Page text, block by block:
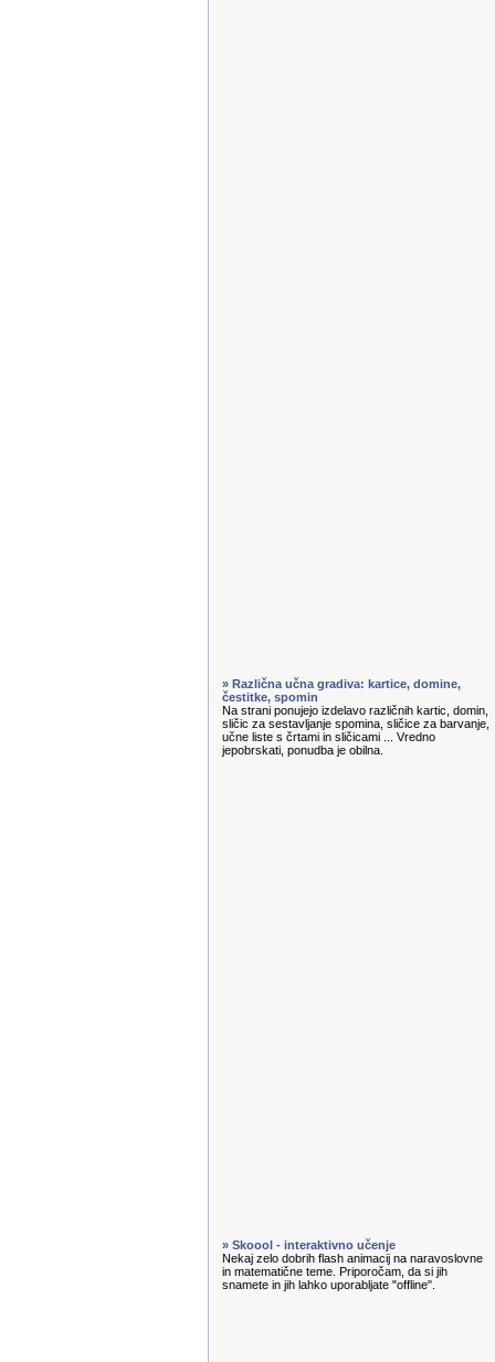
» Različna učna gradiva: kartice, domine,
čestitke, spomin
Na strani ponujejo izdelavo različnih kartic, domin,
sličic za sestavljanje spomina, sličice za barvanje,
učne liste s črtami in sličicami ... Vredno
jepobrskati, ponudba je obilna.
» Skoool - interaktivno učenje
Nekaj zelo dobrih flash animacij na naravoslovne
in matematične teme. Priporočam, da si jih
snamete in jih lahko uporabljate "offline".